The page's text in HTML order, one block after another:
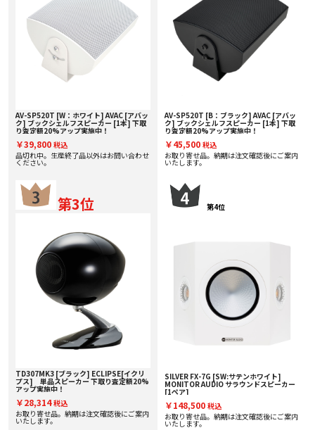
AV-SP520T [W：ホワイト] AVAC [アバッ
ク] ブックシェルフスピーカー [1本] 下取
り査定額20%アップ実施中！
￥39,800 税込
品切れ中。生産終了品以外はお問い合わせ
ください。
AV-SP520T [B：ブラック] AVAC [アバッ
ク] ブックシェルフスピーカー [1本] 下取
り査定額20%アップ実施中！
￥45,500 税込
お取り寄せ品。納期は注文確認後にご案内
いたします。
第3位
TD307MK3 [ブラック] ECLIPSE[イクリ
プス] 単品スピーカー 下取り査定額20%
アップ実施中！
￥28,314税込
お取り寄せ品。納期は注文確認後にご案内
いたします。
第4位
SILVER FX-7G [SW:サテンホワイト]
MONITOR AUDIO サラウンドスピーカー
[1ペア]
￥148,500 税込
お取り寄せ品。納期は注文確認後にご案内
いたします。